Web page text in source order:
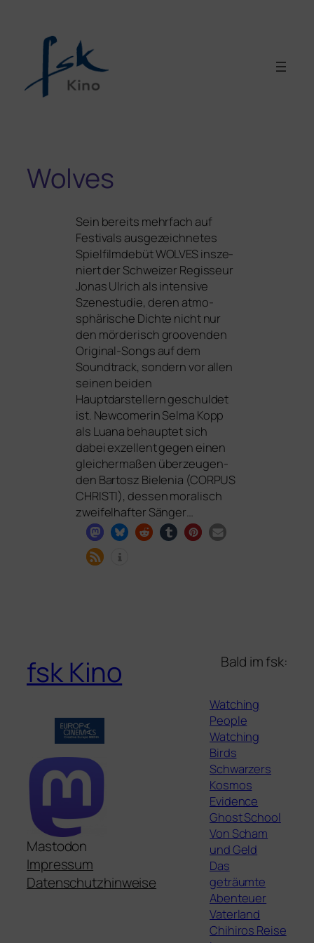
Wolves
Sein bereits mehr­fach auf
Festivals aus­ge­zeich­ne­tes
SpielfilmdebütWOLVESinsze­
niert der Schweizer Regisseur
Jonas Ulrich als inten­si­ve
Szenestudie, deren atmo­
sphä­ri­sche Dichte nicht nur
den mör­de­risch groo­ven­den
Original-Songs auf dem
Soundtrack, son­dern vor allen
sei­nen bei­den
Hauptdarstellern geschul­det
ist. Newcomerin Selma Kopp
als Luana behaup­tet sich
dabei exzel­lent gegen einen
glei­cher­ma­ßen über­zeu­gen­
den Bartosz Bielenia (CORPUS
CHRISTI), des­sen mora­lisch
zwei­fel­haf­ter Sänger…
fsk Kino
Mastodon
Impressum
Datenschutzhinweise
Bald im fsk:
Watching
People
Watching
Birds
Schwarzers
Kosmos
Evidence
Ghost School
Von Scham
und Geld
Das
geträumte
Abenteuer
Vaterland
Chihiros Reise